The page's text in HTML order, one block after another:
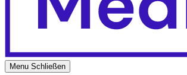
Menu Schließen